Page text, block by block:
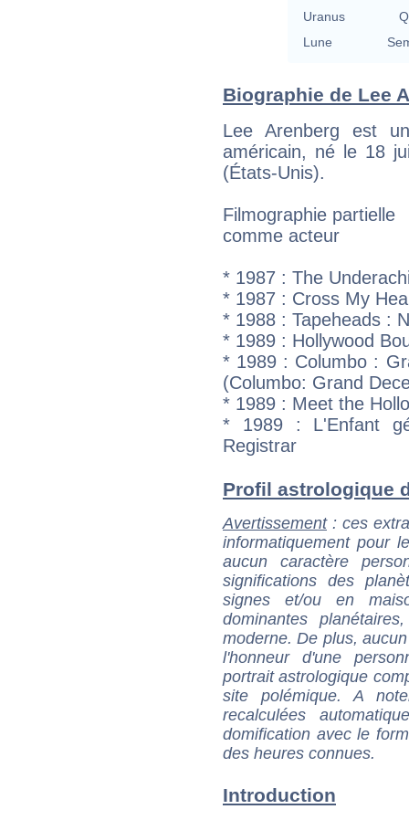
Uranus
Lune
Biographie de Lee
Lee Arenberg est
américain, né le 18
(États-Unis).
Filmographie partielle
comme acteur
* 1987 : The
* 1987 : Cross My
* 1988 : Tapeheads :
* 1989 : Hollywood
* 1989 : Columbo :
(Columbo: Grand
* 1989 : Meet the
* 1989 : L'Enfant
Registrar
Profil astrologique
Avertissement: ces
informatiquement pour
aucun caractère
significations des
signes et/ou en
dominantes
moderne. De plus,
l'honneur d'une
portrait astrologique
site polémique. A
recalculées
domification avec le
des heures connues.
Introduction